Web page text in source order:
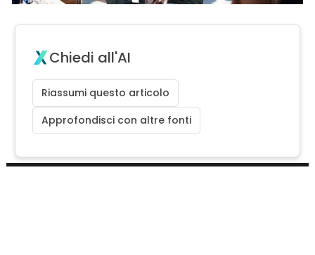
Chiedi all'AI
Riassumi questo articolo
Approfondisci con altre fonti